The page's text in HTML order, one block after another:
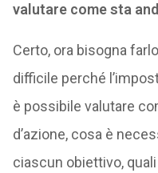
valutare come sta
Certo, ora bisogna
difficile perché
è possibile valutare
d’azione, cosa è
ciascun obiettivo,